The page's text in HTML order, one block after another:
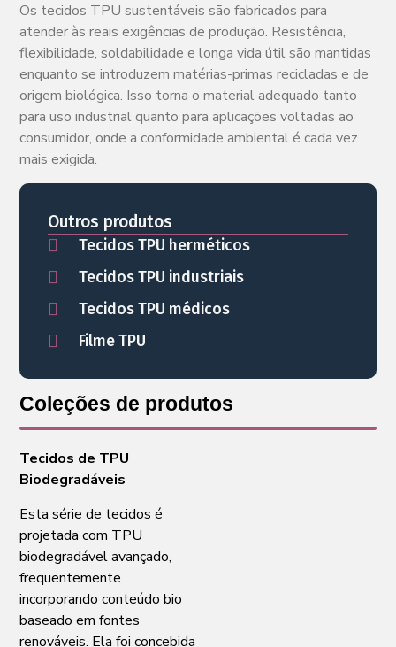
Os tecidos TPU sustentáveis são fabricados para
atender às reais exigências de produção. Resistência,
flexibilidade, soldabilidade e longa vida útil são mantidas
enquanto se introduzem matérias-primas recicladas e de
origem biológica. Isso torna o material adequado tanto
para uso industrial quanto para aplicações voltadas ao
consumidor, onde a conformidade ambiental é cada vez
mais exigida.
Outros produtos
Tecidos TPU herméticos
Tecidos TPU industriais
Tecidos TPU médicos
Filme TPU
Coleções de produtos
Tecidos de TPU
Biodegradáveis
Esta série de tecidos é
projetada com TPU
biodegradável avançado,
frequentemente
incorporando conteúdo bio
baseado em fontes
renováveis. Ela foi concebida